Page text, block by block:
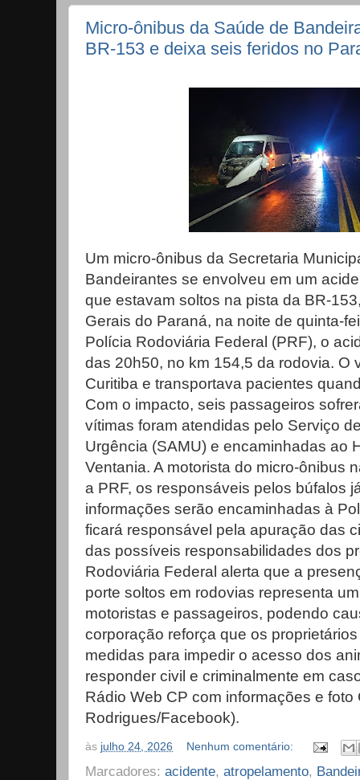
Micro-ônibus da Saúde de
BR-153 e deixa seis feridos no
Um micro-ônibus da Secretaria
Bandeirantes se envolveu em um
que estavam soltos na pista da BR-
Gerais do Paraná, na noite de quinta-
Polícia Rodoviária Federal (PRF), o
das 20h50, no km 154,5 da rodovia. O
Curitiba e transportava pacientes
Com o impacto, seis passageiros
vítimas foram atendidas pelo Serviço
Urgência (SAMU) e encaminhadas ao
Ventania. A motorista do micro-ônibus
a PRF, os responsáveis pelos búfalos
informações serão encaminhadas à
ficará responsável pela apuração das
das possíveis responsabilidades dos
Rodoviária Federal alerta que a
porte soltos em rodovias representa
motoristas e passageiros, podendo
corporação reforça que os
medidas para impedir o acesso dos
responder civil e criminalmente em
Rádio Web CP com informações e foto
Rodrigues/Facebook).
às julho 24, 2026 Nenhum comentário:
Marcadores: acidente, atropelamento,